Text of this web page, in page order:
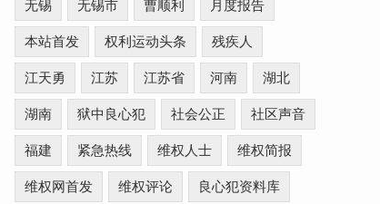
无锡 无锡市 曹顺利 月度报告
本站首发 权利运动头条 残疾人
江天勇 江苏 江苏省 河南 湖北
湖南 狱中良心犯 社会公正 社区声音
福建 紧急热线 维权人士 维权简报
维权网首发 维权评论 良心犯资料库